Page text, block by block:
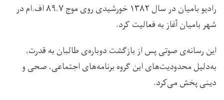
رادیو بامیان در سال ۱۳۸۲ خورشیدی روی موج ۸۹.۷ اف‌.ام در
شهر بامیان آغاز به فعالیت کرد.
این رسانه‌ی صوتی پس از بازگشت دوباره‌ی طالبان به قدرت،
به‌دلیل محدودیت‌های این گروه برنامه‌های اجتماعی،‌ صحی و
دینی پخش می‌کرد.